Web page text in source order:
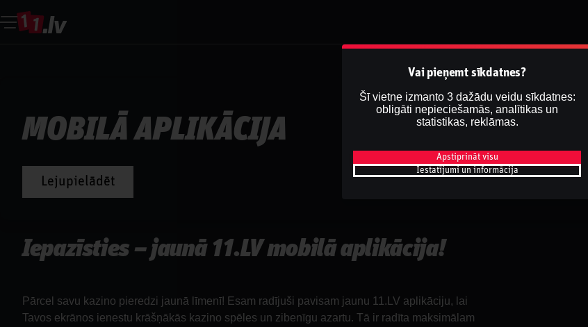
MOBILĀ APLIKĀCIJA
Lejupielādēt
Iepazīsties – jaunā 11.LV mobilā aplikācija!
Pārcel savu kazino pieredzi jaunā līmenī! Esam radījuši pavisam jaunu 11.LV aplikāciju, lai
Tavos ekrānos ienestu krāšņākās kazino spēles un zibenīgu azartu. Tā ir radīta maksimālam
Vai pieņemt sīkdatnes?
Šī vietne izmanto 3 dažādu veidu sīkdatnes:
obligāti nepieciešamās, analītikas un
statistikas, reklāmas.
Apstiprināt visu
Iestatījumi un informācija